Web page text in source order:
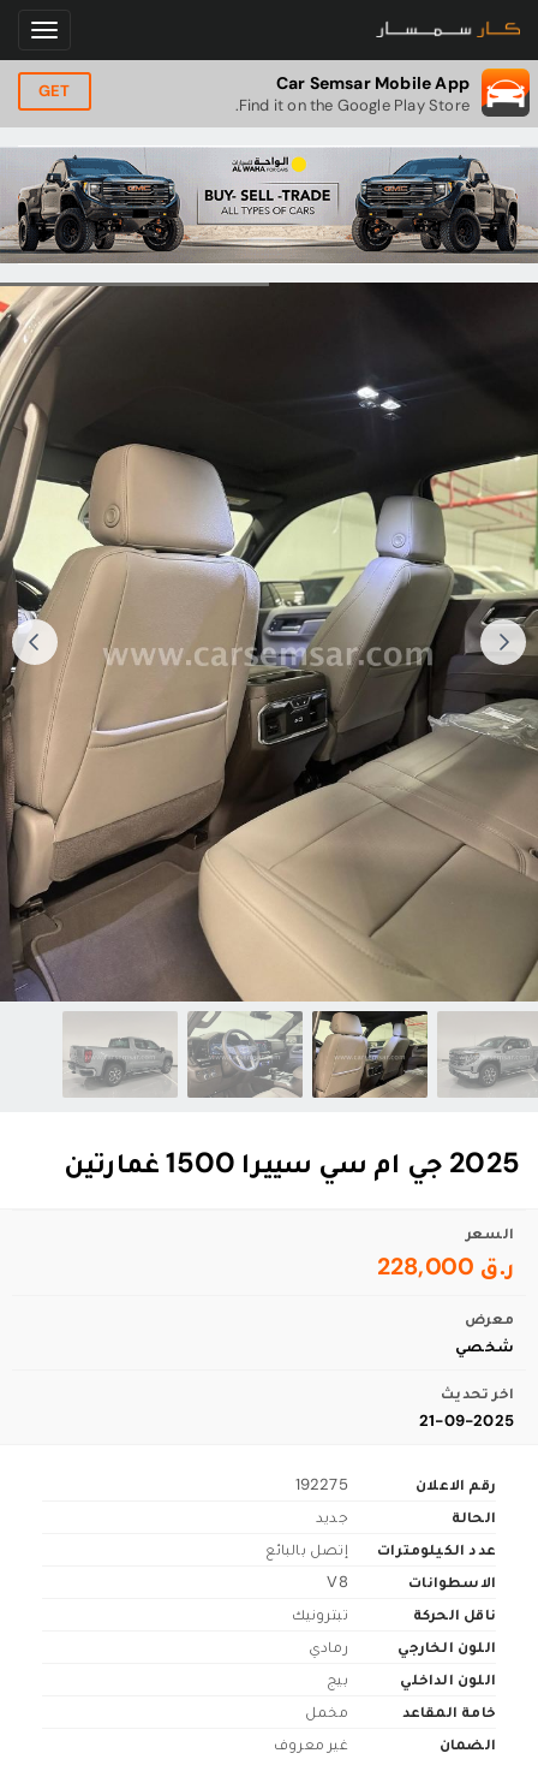
Car Semsar Mobile App
Find it on the Google Play Store.
GET
2025 جي ام سي سييرا 1500 غمارتين
السعر
ر.ق 228,000
معرض
شخصي
اخر تحديث
21-09-2025
رقم الاعلان
192275
الحالة
جديد
عدد الكيلومترات
إتصل بالبائع
الاسطوانات
V8
ناقل الحركة
تبترونيك
اللون الخارجي
رمادي
اللون الداخلي
بيج
خامة المقاعد
مخمل
الضمان
غير معروف